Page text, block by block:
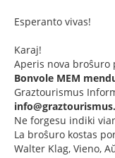
Esperanto vivas!
Karaj!
Aperis nova broŝuro
Bonvole MEM
Graztourismus
Ne forgesu indiki
La broŝuro kostas
Walter Klag, Vieno,